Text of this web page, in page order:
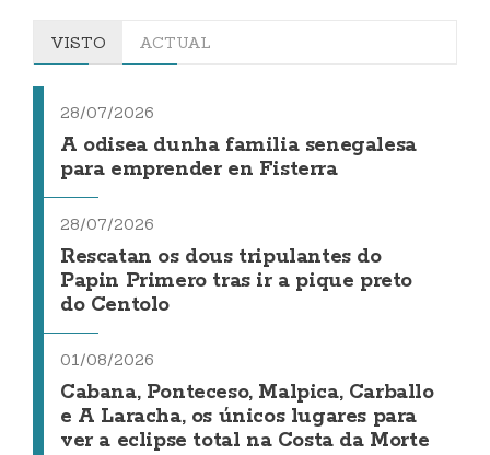
VISTO ACTUAL
28/07/2026
A odisea dunha familia senegalesa
para emprender en Fisterra
28/07/2026
Rescatan os dous tripulantes do
Papin Primero tras ir a pique preto
do Centolo
01/08/2026
Cabana, Ponteceso, Malpica, Carballo
e A Laracha, os únicos lugares para
ver a eclipse total na Costa da Morte